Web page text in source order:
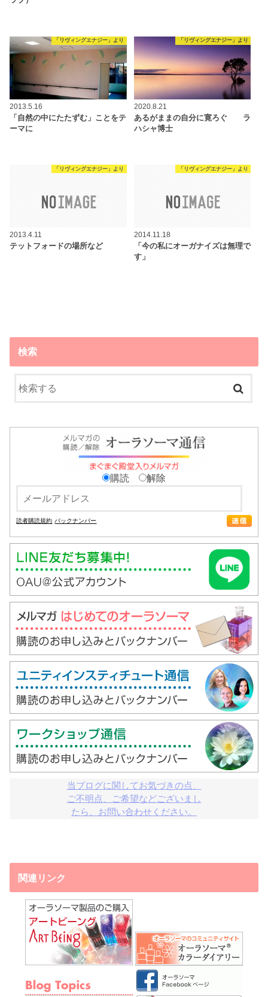
「リヴィングエナジー」より
2013.5.16
「自然の中にたたずむ」ことをテ
ーマに
「リヴィングエナジー」より
2020.8.21
あるがままの自分に寛ろぐ ラ
ハシャ博士
「リヴィングエナジー」より
2013.4.11
テットフォードの場所など
「リヴィングエナジー」より
2014.11.18
「今の私にオーガナイズは無理で
す」
検索
購読 解除
読者購読規約 バックナンバー
当ブログに関してお気づきの点、
ご不明点、ご希望などございまし
たら、お問い合わせください。
関連リンク